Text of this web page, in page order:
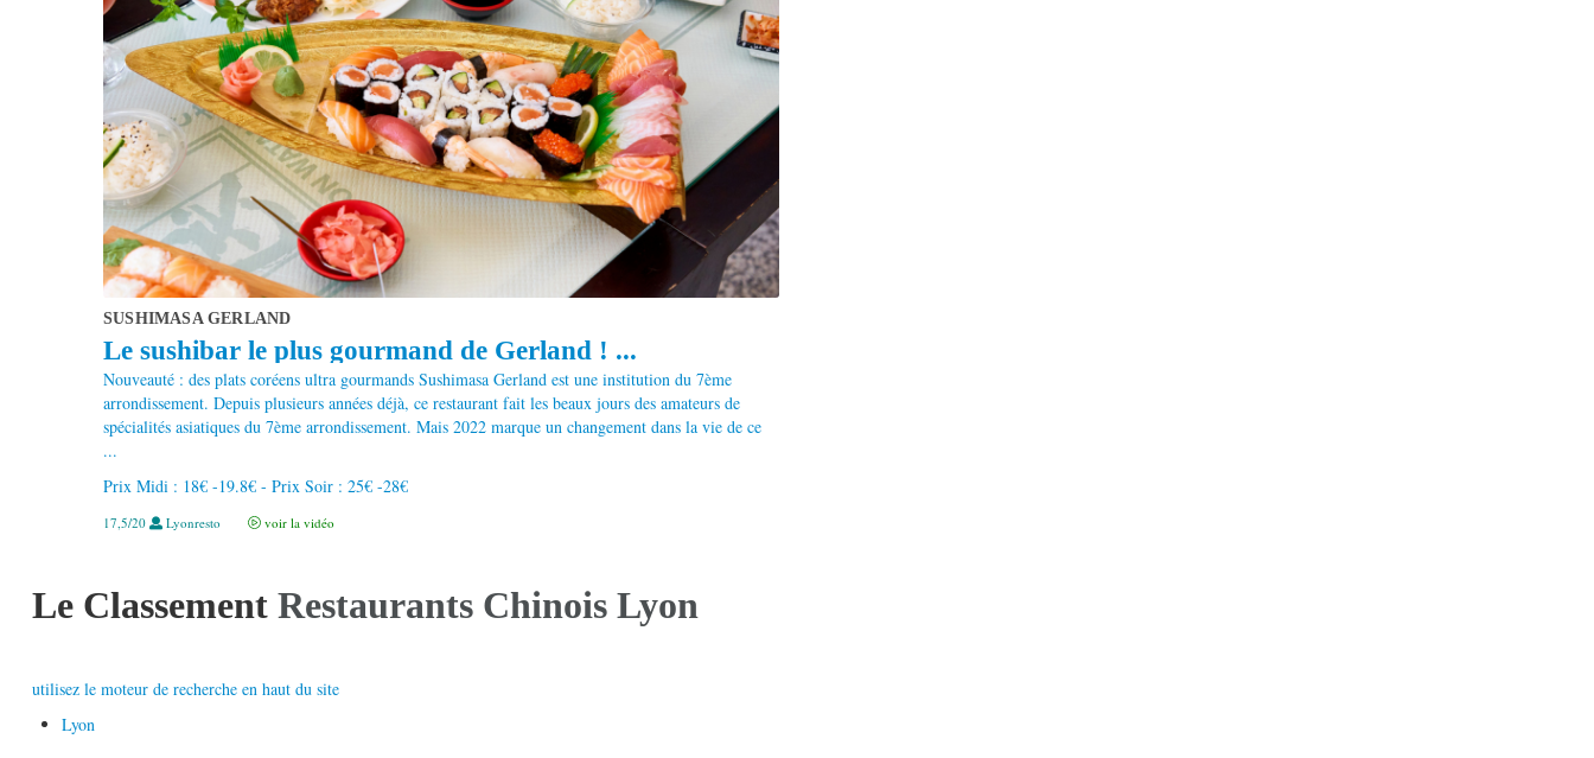
SUSHIMASA GERLAND
Le sushibar le plus gourmand de Gerland ! ...
Nouveauté : des plats coréens ultra gourmands Sushimasa Gerland est une institution du 7ème
arrondissement. Depuis plusieurs années déjà, ce restaurant fait les beaux jours des amateurs de
spécialités asiatiques du 7ème arrondissement. Mais 2022 marque un changement dans la vie de ce
...
Prix Midi : 18€ -19.8€ - Prix Soir : 25€ -28€
17,5/20 Lyonresto voir la vidéo
Le Classement Restaurants Chinois Lyon
utilisez le moteur de recherche en haut du site
Lyon